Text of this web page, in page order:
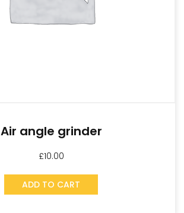
Air angle grinder
£10.00
ADD TO CART